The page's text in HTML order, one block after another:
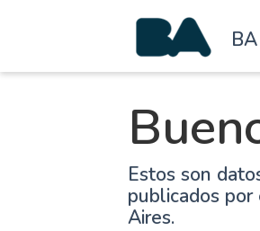
Estos son
publicados
Aires.